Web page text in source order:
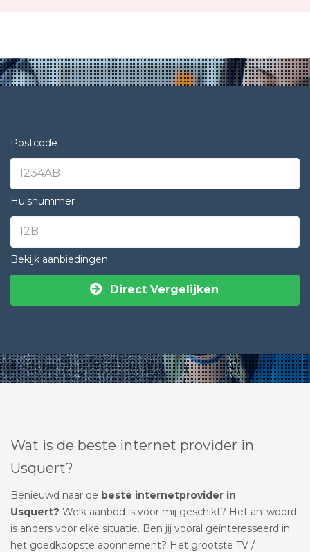
Postcode
Huisnummer
Bekijk aanbiedingen
Direct Vergelijken
Wat is de beste internet provider in
Usquert?
Benieuwd naar de beste internetprovider in
Usquert? Welk aanbod is voor mij geschikt? Het antwoord
is anders voor elke situatie. Ben jij vooral geïnteresseerd in
het goedkoopste abonnement? Het grootste TV /